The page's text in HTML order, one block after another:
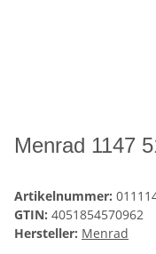
Menrad 1147
Artikelnummer:
GTIN: 4051854570962
Hersteller: Menrad